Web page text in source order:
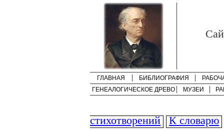
ГЛАВНАЯ БИБЛИОГРАФИЯ
ГЕНЕАЛОГИЧЕСКОЕ ДРЕВО
МУЗЕИ
стихотворений К словарю